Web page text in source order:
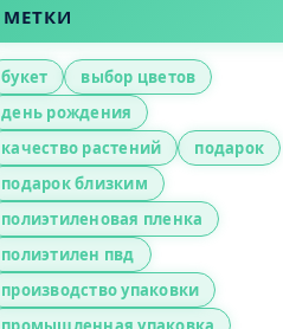
МЕТКИ
букет
выбор цветов
день рождения
качество растений
подарок
подарок близким
полиэтиленовая пленка
полиэтилен пвд
производство упаковки